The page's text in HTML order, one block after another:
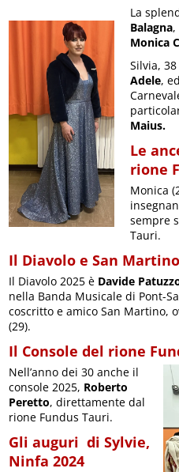
La
Balagna
Monica
Silvia,
Adele,
Maius.
Le
rione
Monica
sempre
Tauri.
Il Diavolo e San Martino
Il Diavolo 2025 è Davide
nella Banda Musicale di Pont-
coscritto e amico San Martino,
(29).
Il Console del rione
Nell’anno dei 30 anche il
console 2025, Roberto
Peretto, direttamente dal
rione Fundus Tauri.
Gli auguri di Sylvie,
Ninfa 2024